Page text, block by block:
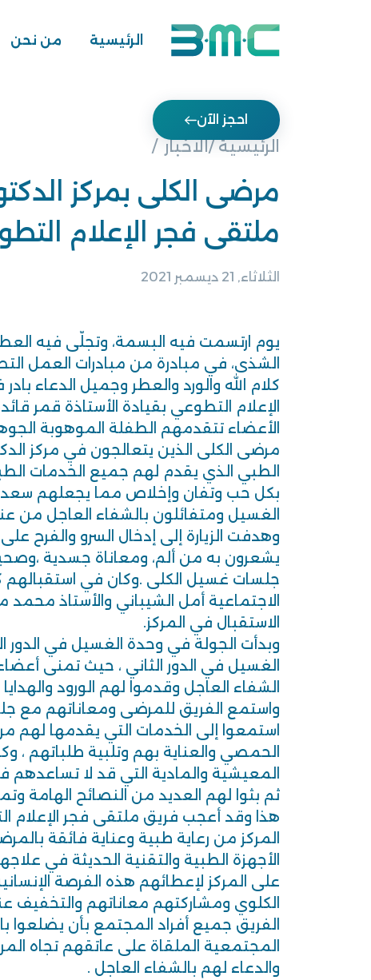
الرئيسية من نحن
احجز الآن
الرئيسية /الاخبار
مرضى الكلى بمركز
ملتقى فجر الإعلام
الثلاثاء, 21 ديسمبر 2021
يوم ارتسمت فيه البسمة، وتجلّى فيه
الشذى، في مبادرة من مبادرات العمل
كلام الله والورد والعطر وجميل الدعاء
الإعلام التطوعي بقيادة الأستاذة قمر
الأعضاء تتقدمهم الطفلة الموهوبة
مرضى الكلى الذين يتعالجون في مركز
الطبي الذي يقدم لهم جميع الخدمات
بكل حب وتفان وإخلاص مما يجعلهم
الغسيل ومتفائلون بالشفاء العاجل من
وهدفت الزيارة إلى إدخال السرو والفرح
يشعرون به من ألم، ومعاناة جسدية
جلسات غسيل الكلى .وكان في استقبالهم
الاجتماعية أمل الشيباني والأستاذ
الاستقبال في المركز.
وبدأت الجولة في وحدة الغسيل في الدور
الغسيل في الدور الثاني ، حيث تمنى
الشفاء العاجل وقدموا لهم الورود
واستمع الفريق للمرضى ومعاناتهم مع
استمعوا إلى الخدمات التي يقدمها لهم
الحمصي والعناية بهم وتلبية طلباتهم ،
المعيشية والمادية التي قد لا تساعدهم
ثم بثوا لهم العديد من النصائح الهامة
هذا وقد أعجب فريق ملتقى فجر الإعلام
المركز من رعاية طبية وعناية فائقة
الأجهزة الطبية والتقنية الحديثة في
على المركز لإعطائهم هذه الفرصة
الكلوي ومشاركتهم معاناتهم والتخفيف
الفريق جميع أفراد المجتمع بأن يضلعوا
المجتمعية الملقاة على عاتقهم تجاه
والدعاء لهم بالشفاء العاجل .